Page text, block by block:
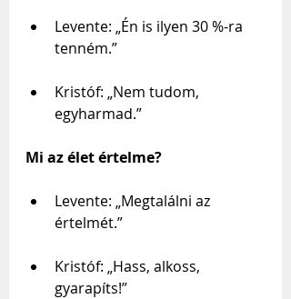
Levente: „Én is ilyen 30 %-ra
tenném.”
Kristóf: „Nem tudom,
egyharmad.”
Mi az élet értelme?
Levente: „Megtalálni az
értelmét.”
Kristóf: „Hass, alkoss,
gyarapíts!”